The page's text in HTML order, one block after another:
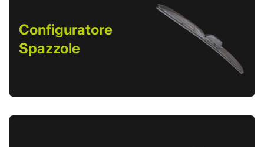
Configuratore
Spazzole